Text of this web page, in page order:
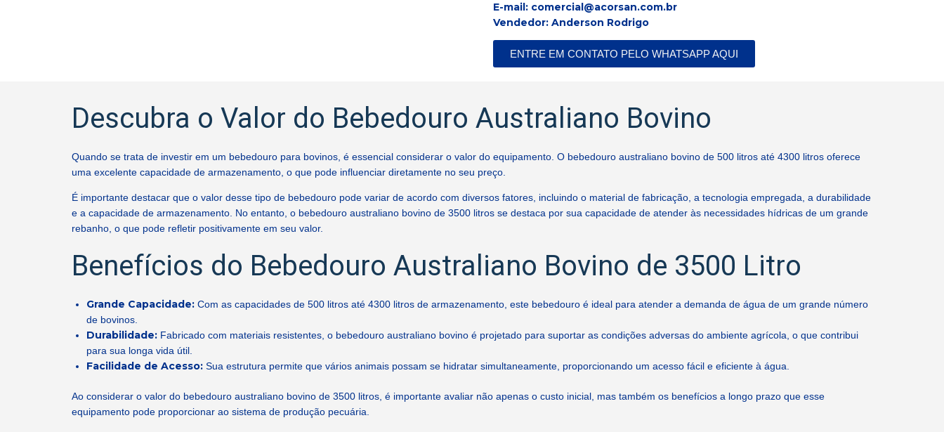
E-mail: comercial@acorsan.com.br
Vendedor: Anderson Rodrigo
ENTRE EM CONTATO PELO WHATSAPP AQUI
Descubra o Valor do Bebedouro Australiano Bovino
Quando se trata de investir em um bebedouro para bovinos, é essencial considerar o valor do equipamento. O bebedouro australiano bovino de 500 litros até 4300 litros oferece
uma excelente capacidade de armazenamento, o que pode influenciar diretamente no seu preço.
É importante destacar que o valor desse tipo de bebedouro pode variar de acordo com diversos fatores, incluindo o material de fabricação, a tecnologia empregada, a durabilidade
e a capacidade de armazenamento. No entanto, o bebedouro australiano bovino de 3500 litros se destaca por sua capacidade de atender às necessidades hídricas de um grande
rebanho, o que pode refletir positivamente em seu valor.
Benefícios do Bebedouro Australiano Bovino de 3500 Litro
Grande Capacidade: Com as capacidades de 500 litros até 4300 litros de armazenamento, este bebedouro é ideal para atender a demanda de água de um grande número
de bovinos.
Durabilidade: Fabricado com materiais resistentes, o bebedouro australiano bovino é projetado para suportar as condições adversas do ambiente agrícola, o que contribui
para sua longa vida útil.
Facilidade de Acesso: Sua estrutura permite que vários animais possam se hidratar simultaneamente, proporcionando um acesso fácil e eficiente à água.
Ao considerar o valor do bebedouro australiano bovino de 3500 litros, é importante avaliar não apenas o custo inicial, mas também os benefícios a longo prazo que esse
equipamento pode proporcionar ao sistema de produção pecuária.